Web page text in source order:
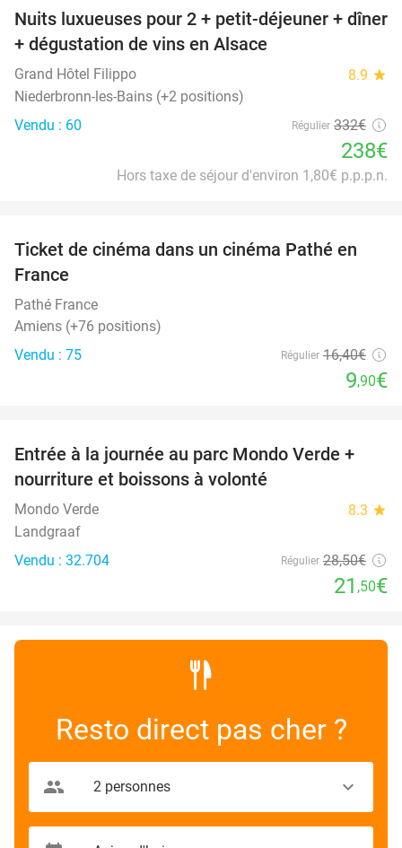
28%
Nuits luxueuses pour 2 + petit-déjeuner + dîner
+ dégustation de vins en Alsace
Grand Hôtel Filippo 8.9 star
Niederbronn-les-Bains (+2 positions)
Vendu : 60
Régulier 332€
238€
Hors taxe de séjour d'environ 1,80€ p.p.p.n.
40%
Ticket de cinéma dans un cinéma Pathé en
France
Pathé France
Amiens (+76 positions)
Vendu : 75
Régulier 16,40€
9,90€
25%
Entrée à la journée au parc Mondo Verde +
nourriture et boissons à volonté
Mondo Verde 8.3 star
Landgraaf
Vendu : 32.704
Régulier 28,50€
21 ,50€
Resto direct pas cher ?